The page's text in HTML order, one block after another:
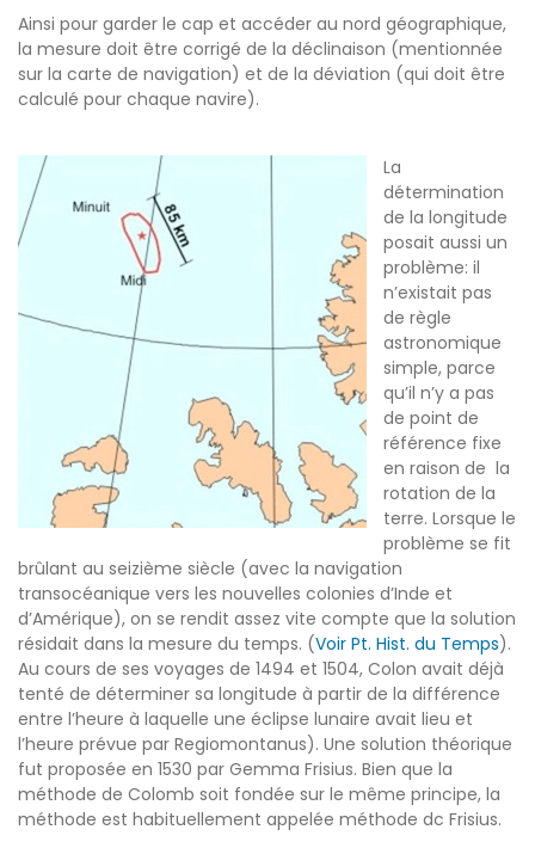
Ainsi pour garder le cap et accéder au nord géographique,
la mesure doit être corrigé de la déclinaison (mentionnée
sur la carte de navigation) et de la déviation (qui doit être
calculé pour chaque navire).
La
détermination
de la longitude
posait aussi un
problème: il
n’existait pas
de règle
astronomique
simple, parce
qu’il n’y a pas
de point de
référence fixe
en raison de la
rotation de la
terre. Lorsque le
problème se fit
brûlant au seizième siècle (avec la navigation
transocéanique vers les nouvelles colonies d’Inde et
d’Amérique), on se rendit assez vite compte que la solution
résidait dans la mesure du temps. (Voir Pt. Hist. du Temps).
Au cours de ses voyages de 1494 et 1504, Colon avait déjà
tenté de déterminer sa longitude à partir de la différence
entre l’heure à laquelle une éclipse lunaire avait lieu et
l’heure prévue par Regiomontanus). Une solution théorique
fut proposée en 1530 par Gemma Frisius. Bien que la
méthode de Colomb soit fondée sur le même principe, la
méthode est habituellement appelée méthode dc Frisius.